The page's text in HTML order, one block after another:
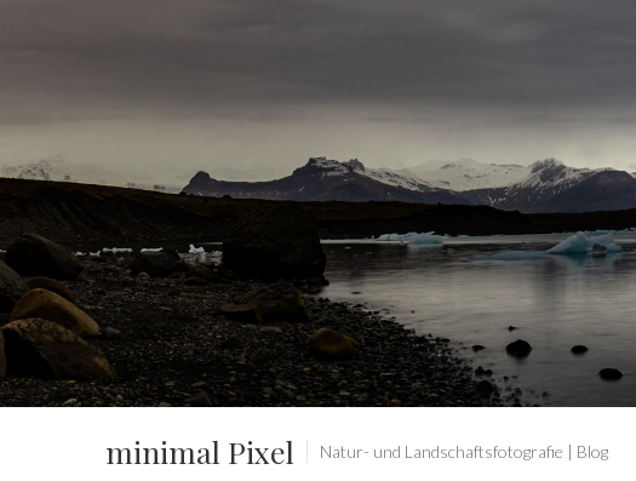
minimal Pixel Natur- und Landschaftsfotografie | Blog